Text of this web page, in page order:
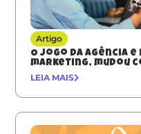
Artigo
O jogo da agência
marketing, mudou
LEIA MAIS